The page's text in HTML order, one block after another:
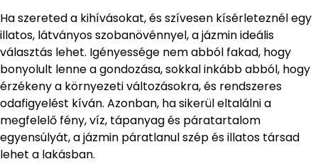
Ha szereted a kihívásokat, és szívesen kísérleteznél egy
illatos, látványos szobanövénnyel, a jázmin ideális
választás lehet. Igényessége nem abból fakad, hogy
bonyolult lenne a gondozása, sokkal inkább abból, hogy
érzékeny a környezeti változásokra, és rendszeres
odafigyelést kíván. Azonban, ha sikerül eltalálni a
megfelelő fény, víz, tápanyag és páratartalom
egyensúlyát, a jázmin páratlanul szép és illatos társad
lehet a lakásban.